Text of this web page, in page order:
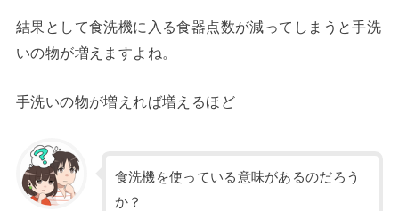
結果として食洗機に入る食器点数が減ってしまうと手洗
いの物が増えますよね。
手洗いの物が増えれば増えるほど
食洗機を使っている意味があるのだろう
か？